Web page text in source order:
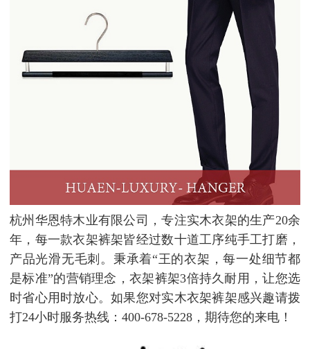
杭州华恩特木业有限公司，专注实木衣架的生产20余
年，每一款衣架裤架皆经过数十道工序纯手工打磨，
产品光滑无毛刺。秉承着“王的衣架，每一处细节都
是标准”的营销理念，衣架裤架3倍持久耐用，让您选
时省心用时放心。如果您对实木衣架裤架感兴趣请拨
打24小时服务热线：400-678-5228，期待您的来电！